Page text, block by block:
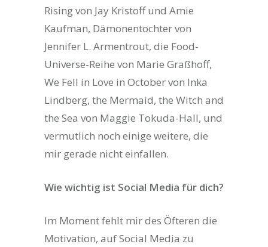
Rising von Jay Kristoff und Amie
Kaufman, Dämonentochter von
Jennifer L. Armentrout, die Food-
Universe-Reihe von Marie Graßhoff,
We Fell in Love in October von Inka
Lindberg, the Mermaid, the Witch and
the Sea von Maggie Tokuda-Hall, und
vermutlich noch einige weitere, die
mir gerade nicht einfallen.
Wie wichtig ist Social Media für dich?
Im Moment fehlt mir des Öfteren die
Motivation, auf Social Media zu